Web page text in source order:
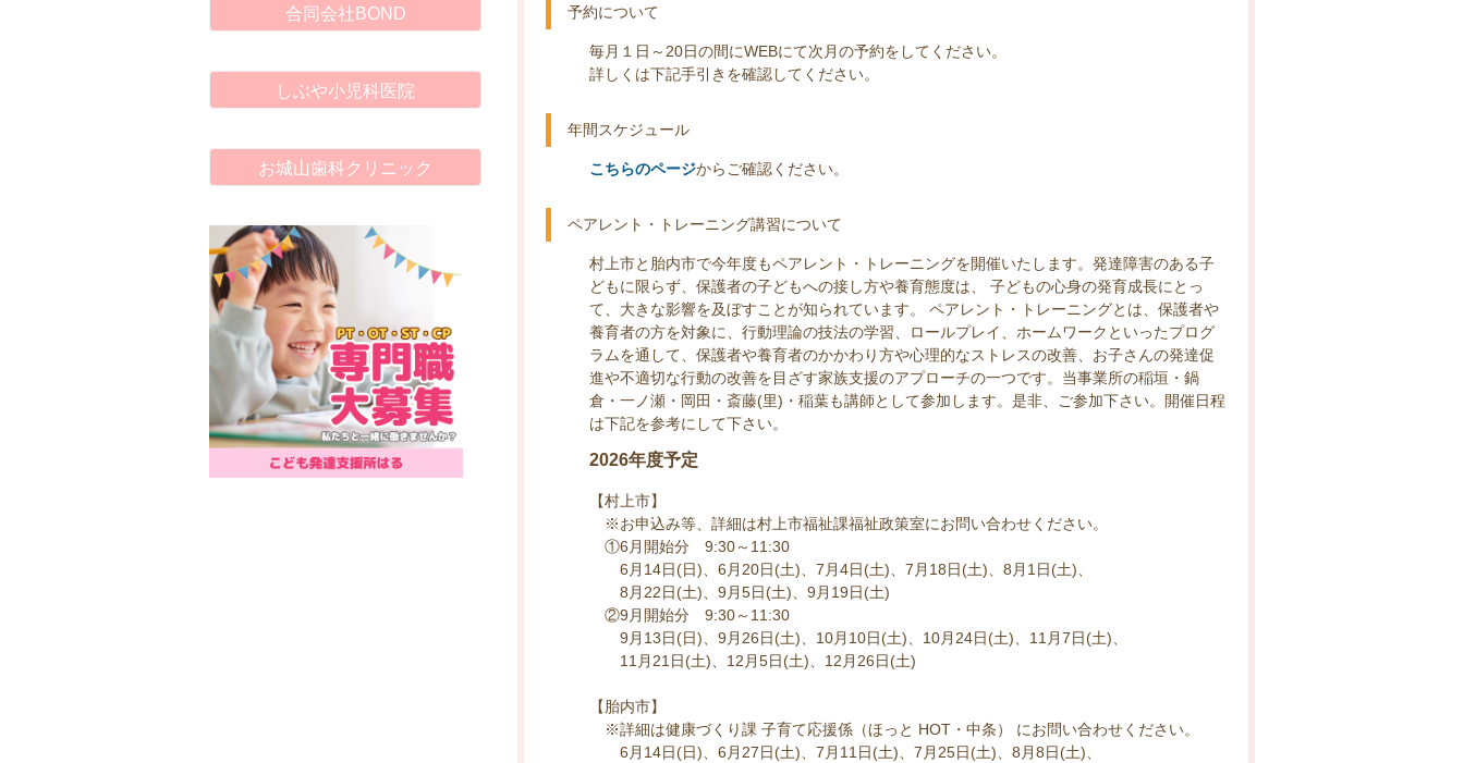
予約について
毎月１日～20日の間にWEBにて次月の予約をしてください。
詳しくは下記手引きを確認してください。
年間スケジュール
こちらのページからご確認ください。
ペアレント・トレーニング講習について
村上市と胎内市で今年度もペアレント・トレーニングを開催いたします。発達障害のある子
どもに限らず、保護者の子どもへの接し方や養育態度は、 子どもの心身の発育成長にとっ
て、大きな影響を及ぼすことが知られています。 ペアレント・トレーニングとは、保護者や
養育者の方を対象に、行動理論の技法の学習、ロールプレイ、ホームワークといったプログ
ラムを通して、保護者や養育者のかかわり方や心理的なストレスの改善、お子さんの発達促
進や不適切な行動の改善を目ざす家族支援のアプローチの一つです。当事業所の稲垣・鍋
倉・一ノ瀬・岡田・斎藤(里)・稲葉も講師として参加します。是非、ご参加下さい。開催日程
は下記を参考にして下さい。
2026年度予定
【村上市】
※お申込み等、詳細は村上市福祉課福祉政策室にお問い合わせください。
①6月開始分 9:30～11:30
6月14日(日)、6月20日(土)、7月4日(土)、7月18日(土)、8月1日(土)、
8月22日(土)、9月5日(土)、9月19日(土)
②9月開始分 9:30～11:30
9月13日(日)、9月26日(土)、10月10日(土)、10月24日(土)、11月7日(土)、
11月21日(土)、12月5日(土)、12月26日(土)
【胎内市】
※詳細は健康づくり課 子育て応援係（ほっと HOT・中条） にお問い合わせください。
6月14日(日)、6月27日(土)、7月11日(土)、7月25日(土)、8月8日(土)、
合同会社BOND
しぶや小児科医院
お城山歯科クリニック